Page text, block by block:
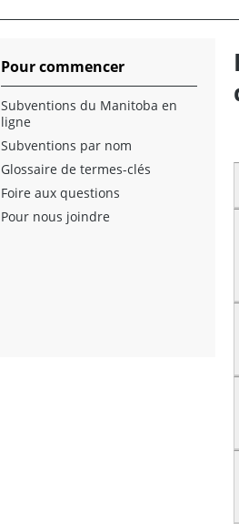
Pour commencer
Subventions du Manitoba en
ligne
Subventions par nom
Glossaire de termes-clés
Foire aux questions
Pour nous joindre